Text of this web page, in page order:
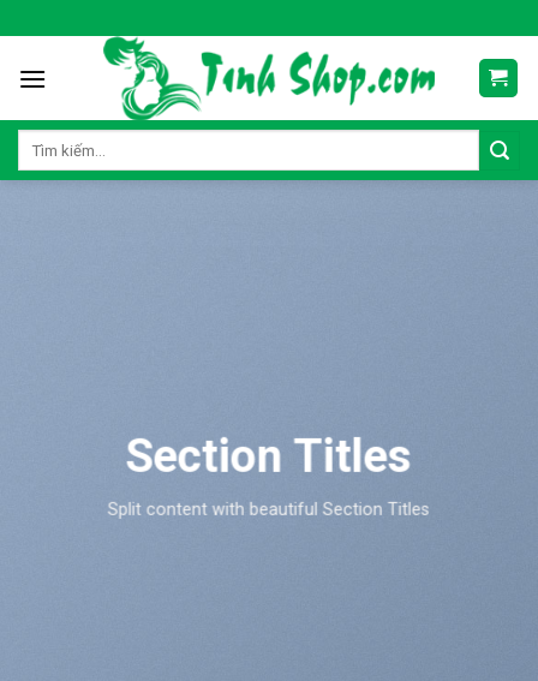
content
Tìm
Section Titles
Split content with beautiful Section Titles